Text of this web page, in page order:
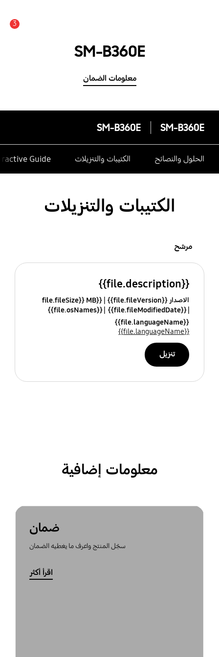
3
SM-B360E
معلومات الضمان
SM-B360E
SM-B360E
الحلول والنصائح الكتيبات والتنزيلات Guide
الكتيبات والتنزيلات
مرشح
{{file.description}}
الاصدار {{file.fileVersion}}
{{file.fileSize}} MB
{{file.fileModifiedDate}}
{{file.osNames}}
{{file.languageName}}
{{file.languageName}}
تنزيل
معلومات إضافية
ضمان
سجّل المنتج واعرف ما يغطيه الضمان
اقرأ أكثر